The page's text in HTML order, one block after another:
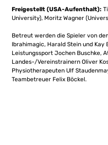
Freigestellt (USA-Aufenthalt):
University), Moritz Wagner
Betreut werden die Spieler von
Ibrahimagic, Harald Stein und
Leistungssport Jochen Buschke,
Landes-/Vereinstrainern Oliver
Physiotherapeuten Ulf
Teambetreuer Felix Böckel.